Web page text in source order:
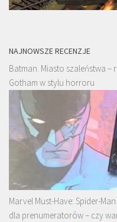
NAJNOWSZE RECENZJE
Batman. Miasto szaleństwa –
Gotham w stylu horroru
Marvel Must-Have: Spider-
dla prenumeratorów – czy